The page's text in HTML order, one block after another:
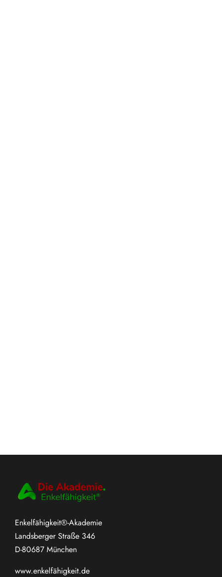
Enkelfähigkeit®-Akademie
Landsberger Straße 346
D-80687 München
www.enkelfähigkeit.de